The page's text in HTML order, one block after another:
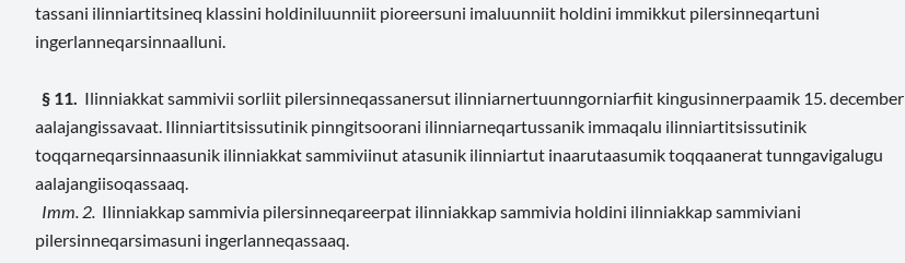
tassani ilinniartitsineq klassini holdiniluunniit pioreersuni imaluunniit holdini immikkut pilersinneqartuni
ingerlanneqarsinnaalluni.
§ 11.
Ilinniakkat sammivii sorliit pilersinneqassanersut ilinniarnertuunngorniarfiit kingusinnerpaamik 15. december
aalajangissavaat. Ilinniartitsissutinik pinngitsoorani ilinniarneqartussanik immaqalu ilinniartitsissutinik
toqqarneqarsinnaasunik ilinniakkat sammiviinut atasunik ilinniartut inaarutaasumik toqqaanerat tunngavigalugu
aalajangiisoqassaaq.
Imm. 2. Ilinniakkap sammivia pilersinneqareerpat ilinniakkap sammivia holdini ilinniakkap sammiviani
pilersinneqarsimasuni ingerlanneqassaaq.